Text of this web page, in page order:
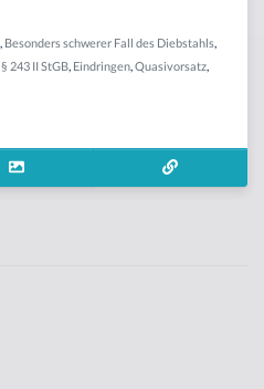
Besonders schwerer Fall des Diebstahls
§ 243 II StGB Eindringen Quasivorsatz